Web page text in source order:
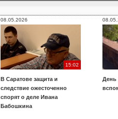
08.05.2026
15:02
В Саратове защита и
следствие ожесточенно
спорят о деле Ивана
Бабошкина
День